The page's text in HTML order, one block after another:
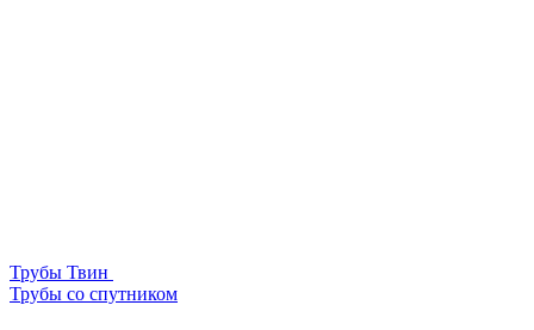
Трубы Твин
Трубы со спутником